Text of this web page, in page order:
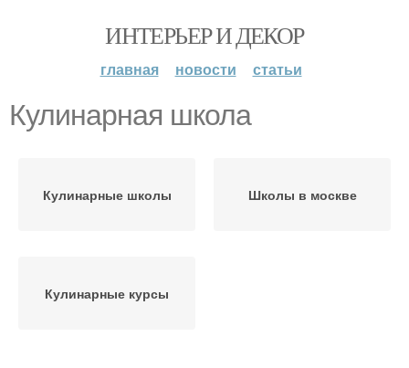
ИНТЕРЬЕР И ДЕКОР
главная новости статьи
Кулинарная школа
Кулинарные школы Школы в москве
Кулинарные курсы